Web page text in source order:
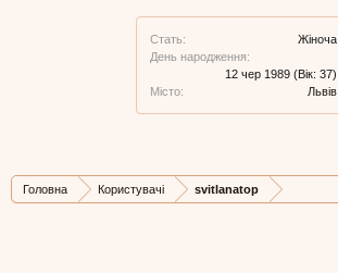
Стать:
Жіноча
День народження:
12 чер 1989 (Вік: 37)
Місто:
Львів
Головна Користувачі svitlanatop